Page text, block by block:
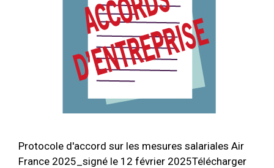
Protocole d'accord sur les mesures salariales Air
France 2025_signé le 12 février 2025Télécharger